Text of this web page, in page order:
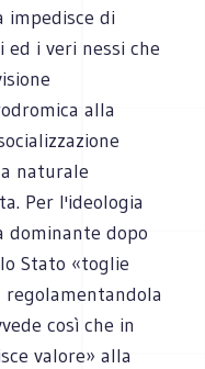
di
i veri nessi che
alla
naturale
Per l'ideologia
dopo
Stato «toglie
così che in
valore» alla